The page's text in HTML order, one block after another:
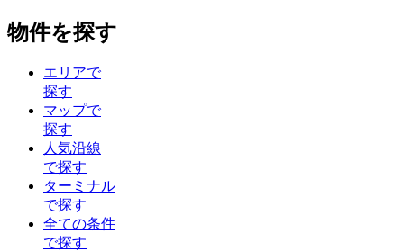
物件を探す
エリアで
探す
マップで
探す
人気沿線
で探す
ターミナル
で探す
全ての条件
で探す